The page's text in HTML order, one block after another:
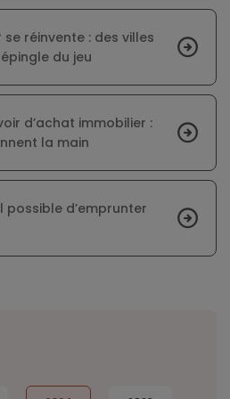
réinvente : des villes
du jeu
d’achat immobilier :
la main
possible d’emprunter